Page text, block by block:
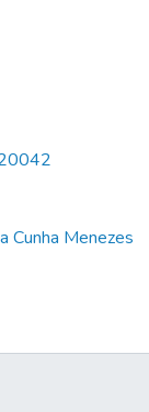
Cunha Menezes